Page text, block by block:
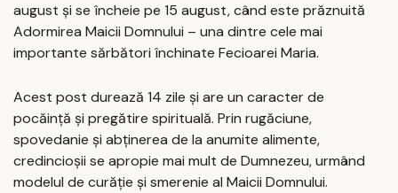
august și se încheie pe 15 august, când este prăznuită
Adormirea Maicii Domnului – una dintre cele mai
importante sărbători închinate Fecioarei Maria.
Acest post durează 14 zile și are un caracter de
pocăință și pregătire spirituală. Prin rugăciune,
spovedanie și abținerea de la anumite alimente,
credincioșii se apropie mai mult de Dumnezeu, urmând
modelul de curăție și smerenie al Maicii Domnului.